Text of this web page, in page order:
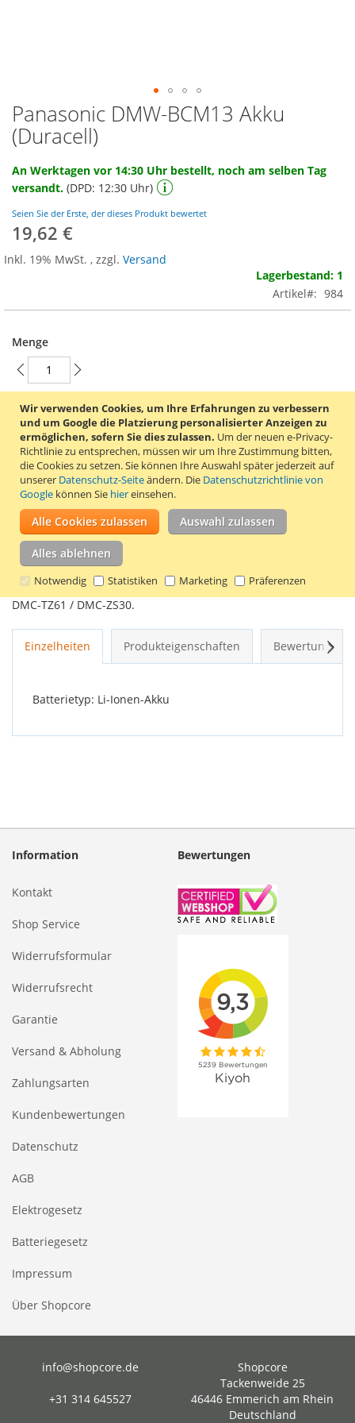
Wir verwenden Cookies, um Ihre Erfahrungen zu verbessern
und um Google die Platzierung personalisierter Anzeigen zu
ermöglichen, sofern Sie dies zulassen. Um der neuen e-Privacy-
Richtlinie zu entsprechen, müssen wir um Ihre Zustimmung bitten,
die Cookies zu setzen.Sie können Ihre Auswahl später jederzeit auf
unserer Datenschutz-Seiteändern. Die Datenschutzrichtlinie von
Google können Sie hiereinsehen.
Alle Cookies zulassen Auswahl zulassen
Alles ablehnen
Notwendig Statistiken Marketing Präferenzen
Zum
Anfang
der
springen
Panasonic DMW-BCM13 Akku
(Duracell)
An Werktagen vor 14:30 Uhr bestellt, noch am selben Tag
versandt. (DPD: 12:30 Uhr)
Seien Sie der Erste, der dieses Produkt bewertet
19,62 €
Inkl. 19% MwSt. , zzgl. Versand
Lagerbestand: 1
Artikel
984
Menge
In den Warenkorb
ZUR WUNSCHLISTE HINZUFÜGEN
ZUR VERGLEICHSLISTE HINZUFÜGEN
Kompatibler Panasonic DMW-BCM13 Akku von Duracell.
Dieser Akku ist geeignet für die Panasonic Lumix DMC-FT5 /
DMC-TS5 / DMC-TZ40 / DMC-TZ41 / DMC-TZ55 / DMC-TZ60 /
DMC-TZ61 / DMC-ZS30.
Einzelheiten Produkteigenschaften Bewertungen
Batterietyp: Li-Ionen-Akku
Information
Kontakt
Shop Service
Widerrufsformular
Widerrufsrecht
Garantie
Versand & Abholung
Zahlungsarten
Kundenbewertungen
Datenschutz
AGB
Elektrogesetz
Batteriegesetz
Impressum
Über Shopcore
Bewertungen
info@shopcore.de
+31 314 645527
Shopcore
Tackenweide 25
46446 Emmerich am Rhein
Deutschland